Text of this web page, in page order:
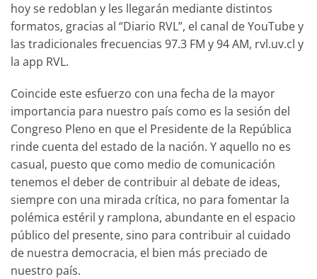
hoy se redoblan y les llegarán mediante distintos
formatos, gracias al “Diario RVL”, el canal de YouTube y
las tradicionales frecuencias 97.3 FM y 94 AM, rvl.uv.cl y
la app RVL.
Coincide este esfuerzo con una fecha de la mayor
importancia para nuestro país como es la sesión del
Congreso Pleno en que el Presidente de la República
rinde cuenta del estado de la nación. Y aquello no es
casual, puesto que como medio de comunicación
tenemos el deber de contribuir al debate de ideas,
siempre con una mirada crítica, no para fomentar la
polémica estéril y ramplona, abundante en el espacio
público del presente, sino para contribuir al cuidado
de nuestra democracia, el bien más preciado de
nuestro país.